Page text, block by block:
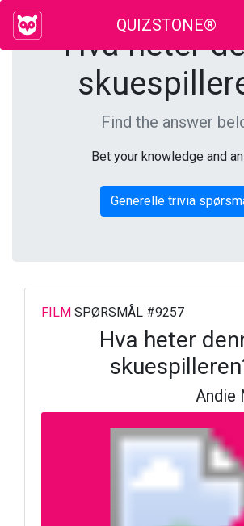
QUIZSTONE®
Hva heter
Find the answer
Bet your knowledge and
Generelle trivia
FILM SPØRSMÅL #9257
Hva heter
Andie